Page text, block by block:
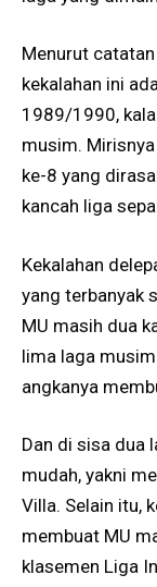
Menurut
kekalahan ini
1989/1990,
musim.
ke-8 yang
kancah liga
Kekalahan
yang terbanyak
MU masih dua
lima laga
angkanya
Dan di sisa dua
mudah, yakni
Villa. Selain itu,
membuat MU
klasemen Liga